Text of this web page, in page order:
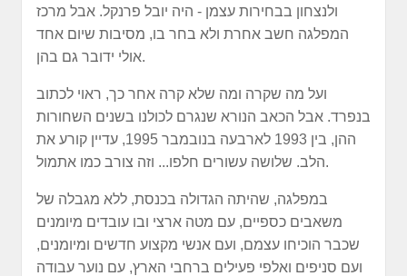
ולנצחון בבחירות עצמן - היה יובל פרנקל. אבל מרכז
המפלגה חשב אחרת ולא בחר בו, מסיבות שיום אחד
אולי ידובר גם בהן.
ועל מה שקרה ומה שלא קרה אחר כך, ראוי לכתוב
בנפרד. אבל הכאב הנורא שנגרם לכולנו בשנים השחורות
ההן, בין 1993 לארבעה בנובמבר 1995, עדיין קורע את
הלב. שלושה עשורים חלפו... וזה צורב כמו אתמול.
במפלגה, שהיתה הגדולה בכנסת, ללא מגבלה של
משאבים כספיים, עם מטה ארצי ובו עובדים מיומנים
שכבר הוכיחו עצמם, ועם אנשי מקצוע חדשים ומיומנים,
ועם סניפים ואלפי פעילים ברחבי הארץ, עם נוער עבודה